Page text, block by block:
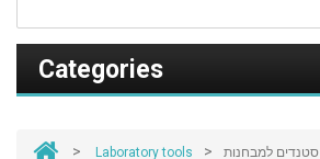
Categories
> Laboratory tools >
סטנדים למבחנות